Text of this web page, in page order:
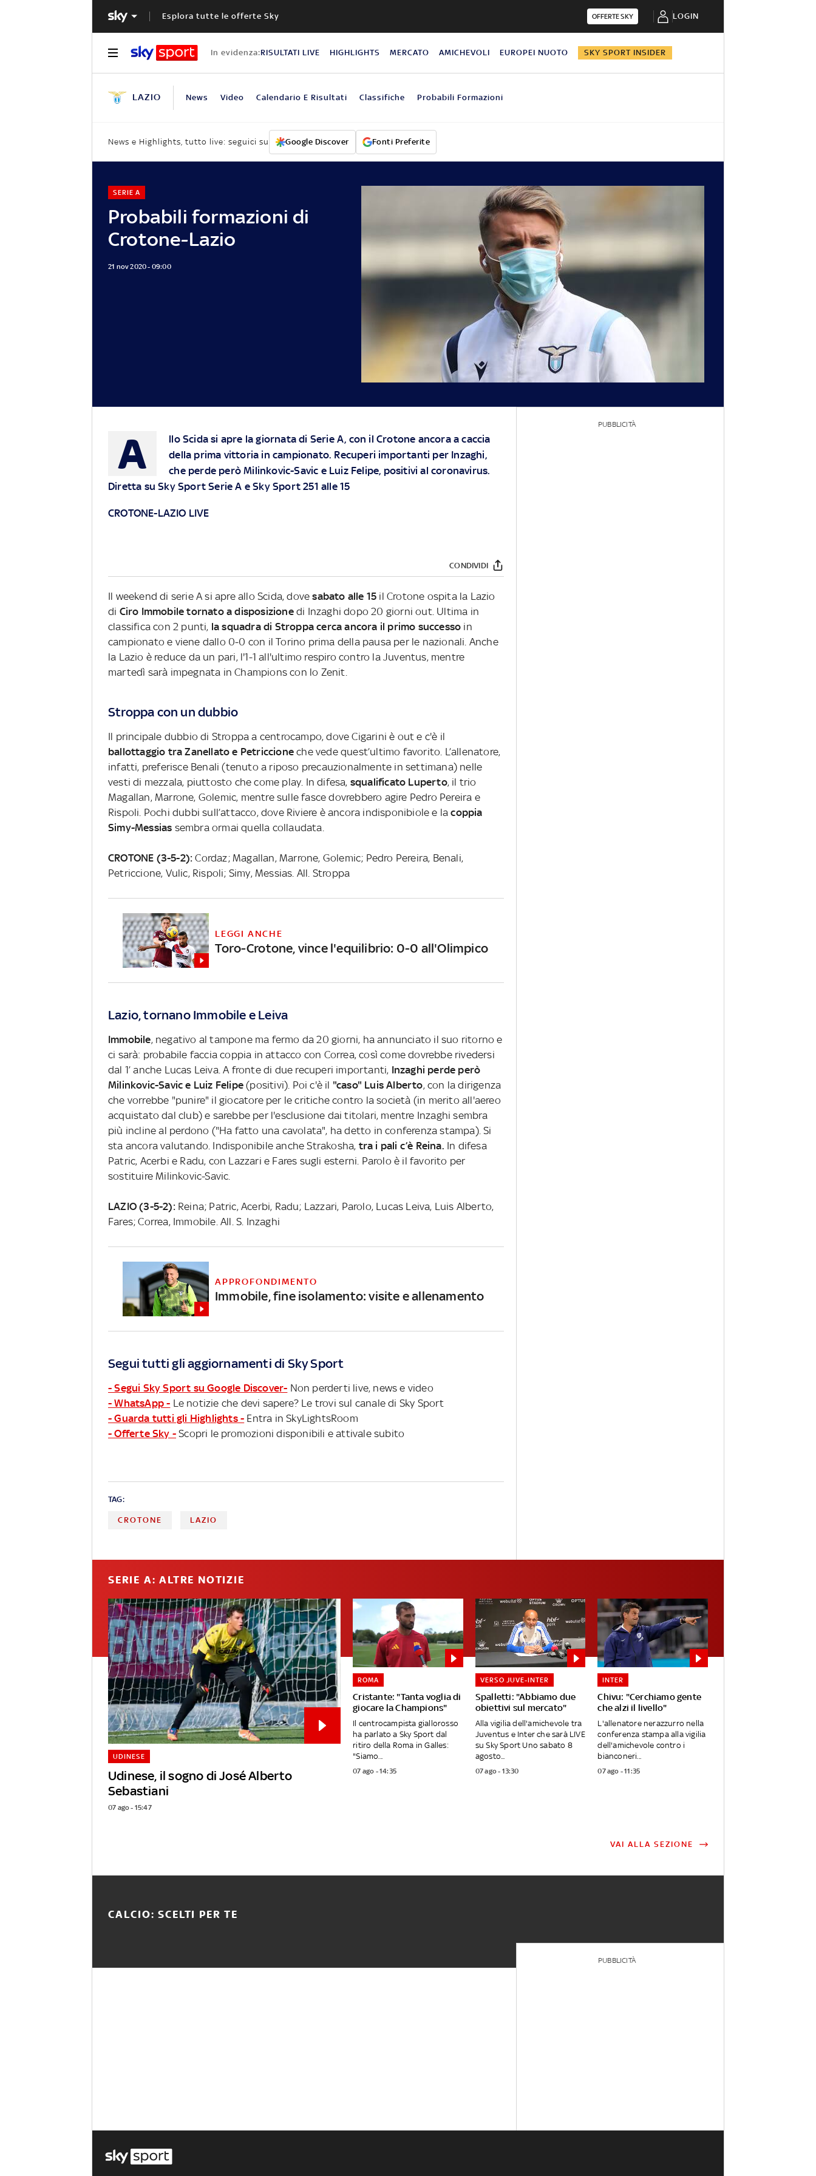
Esplora tutte le offerte Sky OFFERTE SKY LOGIN
In evidenza:RISULTATI LIVE HIGHLIGHTS MERCATO AMICHEVOLI EUROPEI NUOTO SKY SPORT INSIDER
LAZIO News Video Calendario E Risultati Classifiche Probabili Formazioni
News e Highlights, tutto live: seguici su Google Discover Fonti Preferite
Probabili formazioni di
Crotone-Lazio
SERIE A
21 nov 2020 - 09:00
A
llo Scida si apre la giornata di Serie A, con il Crotone ancora a caccia
della prima vittoria in campionato. Recuperi importanti per Inzaghi,
che perde però Milinkovic-Savic e Luiz Felipe, positivi al coronavirus.
Diretta su Sky Sport Serie A e Sky Sport 251 alle 15
CROTONE-LAZIO LIVE
CONDIVIDI
Il weekend di serie A si apre allo Scida, dovesabato alle 15 il Crotone ospita la Lazio
di Ciro Immobile tornato a disposizionedi Inzaghi dopo 20 giorni out. Ultima in
classifica con 2 punti, la squadra di Stroppa cerca ancora il primo successo in
campionato e viene dallo 0-0 con il Torino prima della pausa per le nazionali. Anche
la Lazio è reduce da un pari, l'1-1 all'ultimo respiro contro la Juventus, mentre
martedì sarà impegnata in Champions con lo Zenit.
Stroppa con un dubbio
Il principale dubbio di Stroppa a centrocampo, dove Cigarini è out e c'è il
ballottaggio tra Zanellato e Petriccioneche vede quest’ultimo favorito. L’allenatore,
infatti, preferisce Benali (tenuto a riposo precauzionalmente in settimana) nelle
vesti di mezzala, piuttosto che come play. In difesa, squalificato Luperto, il trio
Magallan, Marrone, Golemic, mentre sulle fasce dovrebbero agire Pedro Pereira e
Rispoli. Pochi dubbi sull’attacco, dove Riviere è ancora indisponibiole e la coppia
Simy-Messias sembra ormai quella collaudata.
CROTONE (3-5-2): Cordaz; Magallan, Marrone, Golemic; Pedro Pereira, Benali,
Petriccione, Vulic, Rispoli; Simy, Messias. All. Stroppa
LEGGI ANCHE
Toro-Crotone, vince l'equilibrio: 0-0 all'Olimpico
Lazio, tornano Immobile e Leiva
Immobile, negativo al tampone ma fermo da 20 giorni, ha annunciato il suo ritorno e
ci sarà: probabile faccia coppia in attacco con Correa, così come dovrebbe rivedersi
dal 1’ anche Lucas Leiva. A fronte di due recuperi importanti, Inzaghi perde però
Milinkovic-Savic e Luiz Felipe(positivi). Poi c'è il "caso" Luis Alberto, con la dirigenza
che vorrebbe "punire" il giocatore per le critiche contro la società (in merito all'aereo
acquistato dal club) e sarebbe per l'esclusione dai titolari, mentre Inzaghi sembra
più incline al perdono ("Ha fatto una cavolata", ha detto in conferenza stampa). Si
sta ancora valutando. Indisponibile anche Strakosha, tra i pali c’è Reina. In difesa
Patric, Acerbi e Radu, con Lazzari e Fares sugli esterni. Parolo è il favorito per
sostituire Milinkovic-Savic.
LAZIO (3-5-2):Reina; Patric, Acerbi, Radu; Lazzari, Parolo, Lucas Leiva, Luis Alberto,
Fares; Correa, Immobile. All. S. Inzaghi
APPROFONDIMENTO
Immobile, fine isolamento: visite e allenamento
Segui tutti gli aggiornamenti di Sky Sport
- Segui Sky Sport su Google Discover- Non perderti live, news e video
- WhatsApp - Le notizie che devi sapere? Le trovi sul canale di Sky Sport
- Guarda tutti gli Highlights - Entra in SkyLightsRoom
- Offerte Sky - Scopri le promozioni disponibili e attivale subito
TAG:
CROTONE LAZIO
PUBBLICITÀ
SERIE A: ALTRE NOTIZIE
Udinese, il sogno di José Alberto
Sebastiani
UDINESE
07 ago - 15:47
Cristante: "Tanta voglia di
giocare la Champions"
ROMA
Il centrocampista giallorosso
ha parlato a Sky Sport dal
ritiro della Roma in Galles:
"Siamo...
07 ago - 14:35
Spalletti: "Abbiamo due
obiettivi sul mercato"
VERSO JUVE-INTER
Alla vigilia dell'amichevole tra
Juventus e Inter che sarà LIVE
su Sky Sport Uno sabato 8
agosto...
07 ago - 13:30
Chivu: "Cerchiamo gente
che alzi il livello"
INTER
L'allenatore nerazzurro nella
conferenza stampa alla vigilia
dell'amichevole contro i
bianconeri...
07 ago - 11:35
VAI ALLA SEZIONE
CALCIO: SCELTI PER TE
PUBBLICITÀ